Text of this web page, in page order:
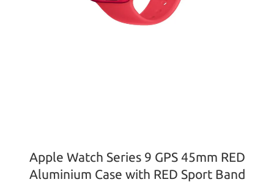
Apple Watch Series 9 GPS 45mm RED
Aluminium Case with RED Sport Band